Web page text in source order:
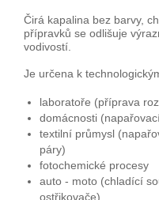
Čirá kapalina bez barvy,
přípravků se odlišuje
vodivostí.
Je určena k
laboratoře (příprava
domácnosti
textilní průmysl
páry)
fotochemické procesy
auto - moto (chladící
ostřikovače)